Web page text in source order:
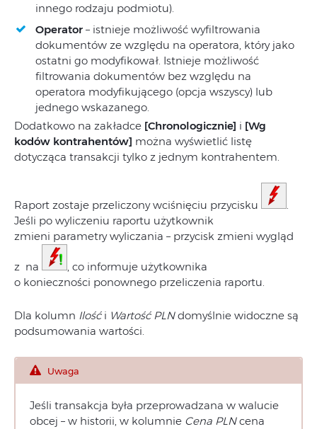
innego rodzaju podmiotu).
Operator – istnieje możliwość wyfiltrowania
dokumentów ze względu na operatora, który jako
ostatni go modyfikował. Istnieje możliwość
filtrowania dokumentów bez względu na
operatora modyfikującego (opcja wszyscy) lub
jednego wskazanego.
Dodatkowo na zakładce [Chronologicznie] i [Wg
kodów kontrahentów] można wyświetlić listę
dotycząca transakcji tylko z jednym kontrahentem.
Raport zostaje przeliczony wciśnięciu przycisku
.
Jeśli po wyliczeniu raportu użytkownik
zmieni parametry wyliczania – przycisk zmieni wygląd
z na
, co informuje użytkownika
o konieczności ponownego przeliczenia raportu.
Dla kolumn Ilośći Wartość PLNdomyślnie widoczne są
podsumowania wartości.
Uwaga
Jeśli transakcja była przeprowadzana w walucie
obcej – w historii, w kolumnie Cena PLNcena